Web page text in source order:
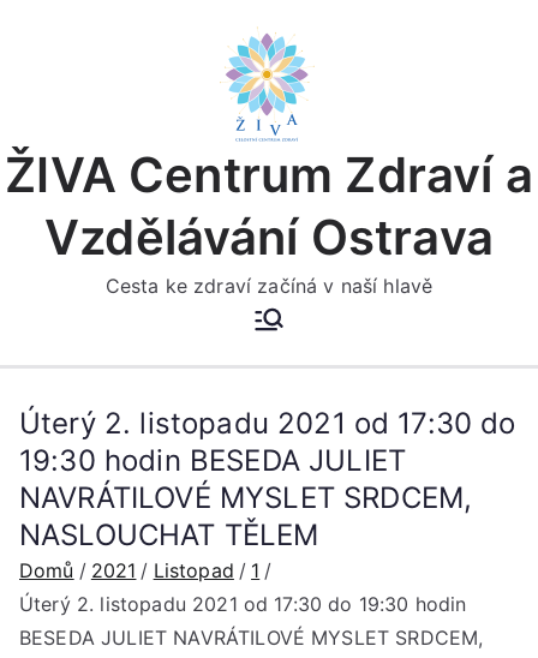
ŽIVA Centrum Zdraví a
Vzdělávání Ostrava
Cesta ke zdraví začíná v naší hlavě
Úterý 2. listopadu 2021 od 17:30 do
19:30 hodin BESEDA JULIET
NAVRÁTILOVÉ MYSLET SRDCEM,
NASLOUCHAT TĚLEM
Domů 2021 Listopad
1
Úterý 2. listopadu 2021 od 17:30 do 19:30 hodin
BESEDA JULIET NAVRÁTILOVÉ MYSLET SRDCEM,